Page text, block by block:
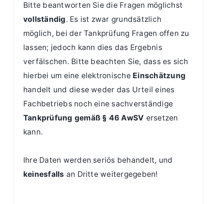
Bitte beantworten Sie die Fragen möglichst
vollständig. Es ist zwar grundsätzlich
möglich, bei der Tankprüfung Fragen offen zu
lassen; jedoch kann dies das Ergebnis
verfälschen. Bitte beachten Sie, dass es sich
hierbei um eine elektronische Einschätzung
handelt und diese weder das Urteil eines
Fachbetriebs noch eine sachverständige
Tankprüfung gemäß § 46 AwSV ersetzen
kann.
Ihre Daten werden seriös behandelt, und
keinesfalls an Dritte weitergegeben!